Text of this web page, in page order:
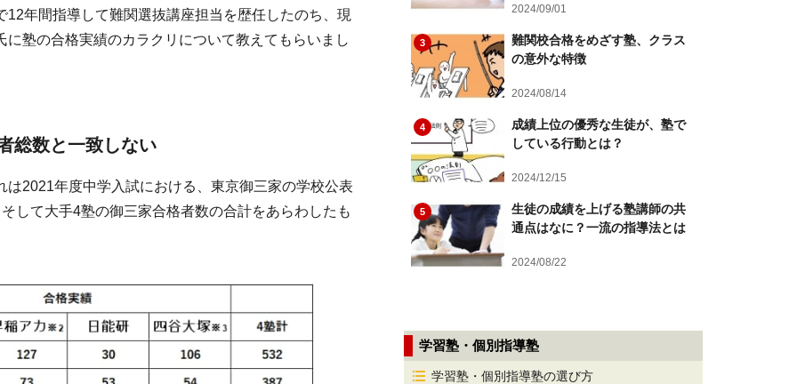
年間指導して難関選抜講座担当を歴任したのち、現
塾の合格実績のカラクリについて教えてもらいまし
総数と一致しない
2021年度中学入試における、東京御三家の学校公表
して大手4塾の御三家合格者数の合計をあらわしたも
2024/09/01
3
難関校合格をめざす塾、クラス
の意外な特徴
2024/08/14
4
成績上位の優秀な生徒が、塾で
している行動とは？
2024/12/15
5
生徒の成績を上げる塾講師の共
通点はなに？一流の指導法とは
2024/08/22
学習塾・個別指導塾
学習塾・個別指導塾の選び方